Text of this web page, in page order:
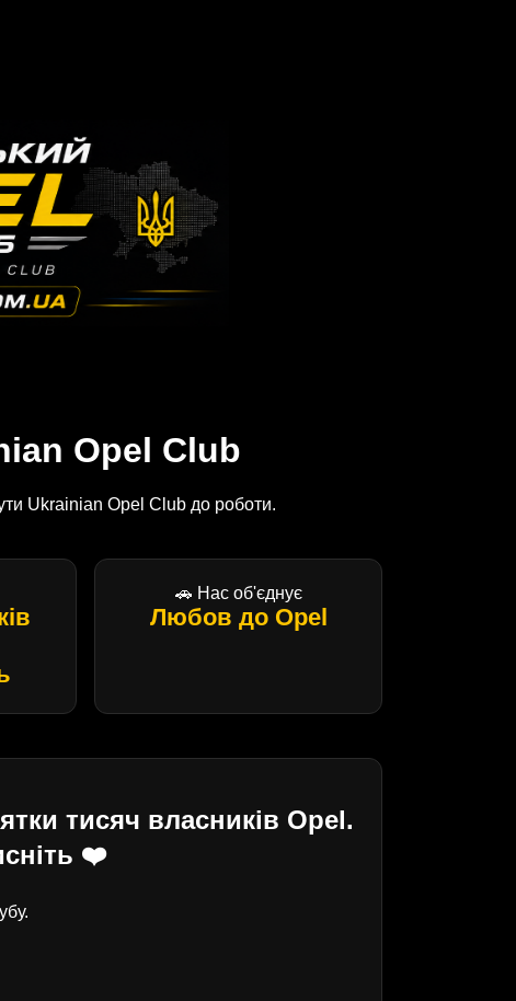
Opel Club
Ukrainian Opel Club до роботи.
🚗 Нас об'єднує
Любов до Opel
тисяч власників Opel.
❤️